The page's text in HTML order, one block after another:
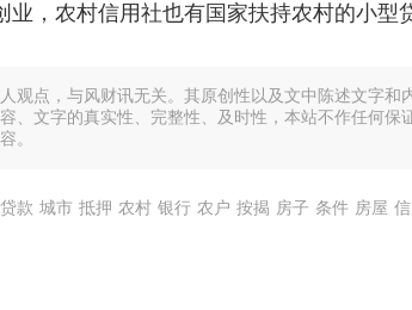
，农村信用社也有国家扶持农村的小型
观点，与风财讯无关。其原创性以及文中陈述文字和
、文字的真实性、完整性、及时性，本站不作任何保
。
贷款 城市 抵押 农村 银行 农户 按揭 房子 条件 房屋